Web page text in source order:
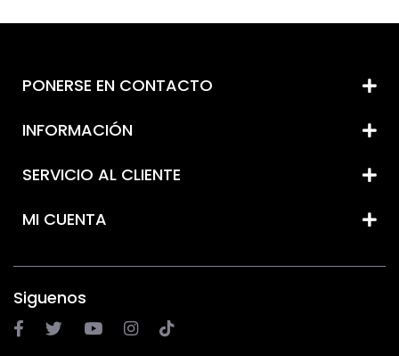
PONERSE EN CONTACTO
INFORMACIÓN
SERVICIO AL CLIENTE
MI CUENTA
Siguenos